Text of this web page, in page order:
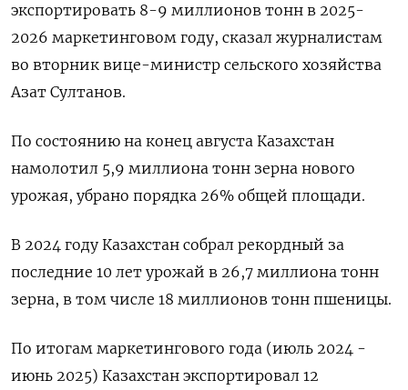
экспортировать 8-9 миллионов тонн в 2025-
2026 маркетинговом году, сказал журналистам
во вторник вице-министр сельского хозяйства
Азат Султанов.
По состоянию на конец августа Казахстан
намолотил 5,9 миллиона тонн зерна нового
урожая, убрано порядка 26% общей площади.
В 2024 году Казахстан собрал рекордный за
последние 10 лет урожай в 26,7 миллиона тонн
зерна, в том числе 18 миллионов тонн пшеницы.
По итогам маркетингового года (июль 2024 -
июнь 2025) Казахстан экспортировал 12